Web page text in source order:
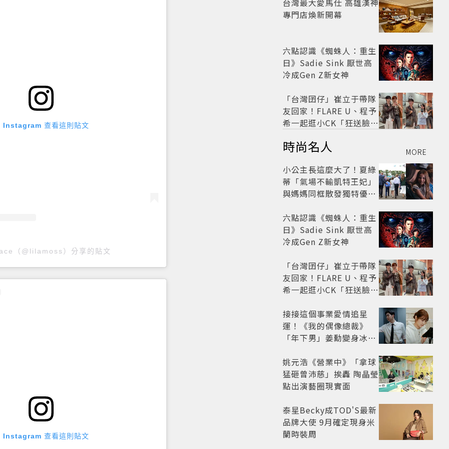
Instagram 查看這則貼文
（@lilamoss）分享的貼文
Instagram 查看這則貼文
台灣最大愛馬仕 高雄漢神
專門店煥新開幕
六點認識《蜘蛛人：重生
日》Sadie Sink 厭世高
冷成Gen Z新女神
「台灣囝仔」崔立于帶隊
友回家！FLARE U、程予
希一起逛小CK「狂送臉頰
站私藏必逛名單
時尚名人 MORE
小公主長這麼大了！夏綠
蒂「氣場不輸凱特王妃」
與媽媽同框散發獨特優雅
六點認識《蜘蛛人：重生
日》Sadie Sink 厭世高
冷成Gen Z新女神
「台灣囝仔」崔立于帶隊
友回家！FLARE U、程予
希一起逛小CK「狂送臉頰
站私藏必逛名單
接接這個事業愛情追星
運！《我的偶像總裁》
「年下男」姜勳變身冰山
遇愛情
姚元浩《營業中》「拿球
猛砸曾沛慈」挨轟 陶晶瑩
點出演藝圈現實面
泰星Becky成TOD'S最新
品牌大使 9月確定現身米
蘭時裝周